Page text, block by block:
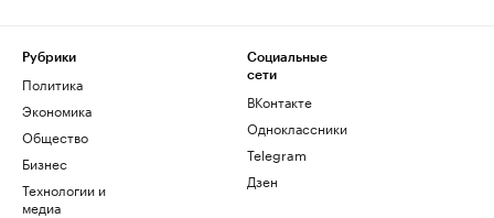
Рубрики
Политика
Экономика
Общество
Бизнес
Технологии и
медиа
Социальные
сети
ВКонтакте
Одноклассники
Telegram
Дзен